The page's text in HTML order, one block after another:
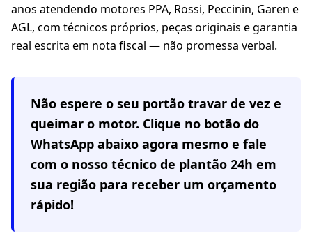
anos atendendo motores PPA, Rossi, Peccinin, Garen e
AGL, com técnicos próprios, peças originais e garantia
real escrita em nota fiscal — não promessa verbal.
Não espere o seu portão travar de vez e
queimar o motor. Clique no botão do
WhatsApp abaixo agora mesmo e fale
com o nosso técnico de plantão 24h em
sua região para receber um orçamento
rápido!